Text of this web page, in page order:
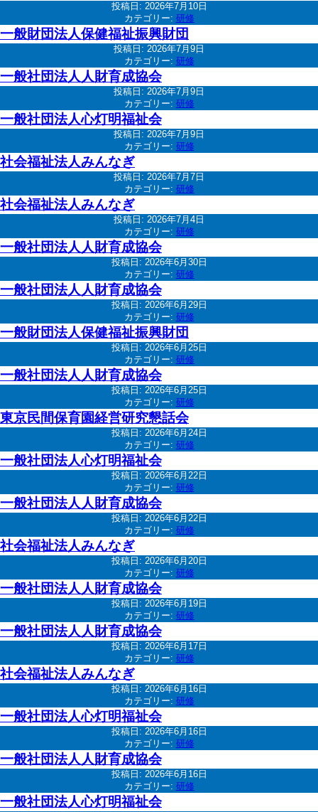
投稿日: 2026年7月10日
カテゴリー: 研修
一般財団法人保健福祉振興財団
投稿日: 2026年7月9日
カテゴリー: 研修
一般社団法人人財育成協会
投稿日: 2026年7月9日
カテゴリー: 研修
一般社団法人心灯明福祉会
投稿日: 2026年7月9日
カテゴリー: 研修
社会福祉法人みんなぎ
投稿日: 2026年7月7日
カテゴリー: 研修
社会福祉法人みんなぎ
投稿日: 2026年7月4日
カテゴリー: 研修
一般社団法人人財育成協会
投稿日: 2026年6月30日
カテゴリー: 研修
一般社団法人人財育成協会
投稿日: 2026年6月29日
カテゴリー: 研修
一般財団法人保健福祉振興財団
投稿日: 2026年6月25日
カテゴリー: 研修
一般社団法人人財育成協会
投稿日: 2026年6月25日
カテゴリー: 研修
東京民間保育園経営研究懇話会
投稿日: 2026年6月24日
カテゴリー: 研修
一般社団法人心灯明福祉会
投稿日: 2026年6月22日
カテゴリー: 研修
一般社団法人人財育成協会
投稿日: 2026年6月22日
カテゴリー: 研修
社会福祉法人みんなぎ
投稿日: 2026年6月20日
カテゴリー: 研修
一般社団法人人財育成協会
投稿日: 2026年6月19日
カテゴリー: 研修
一般社団法人人財育成協会
投稿日: 2026年6月17日
カテゴリー: 研修
社会福祉法人みんなぎ
投稿日: 2026年6月16日
カテゴリー: 研修
一般社団法人心灯明福祉会
投稿日: 2026年6月16日
カテゴリー: 研修
一般社団法人人財育成協会
投稿日: 2026年6月16日
カテゴリー: 研修
一般社団法人心灯明福祉会